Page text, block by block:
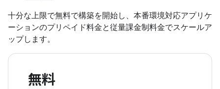
十分な上限で無料で構築を開始し、本番環境対応アプリケ
ーションのプリペイド料金と従量課金制料金でスケールア
ップします。
無料